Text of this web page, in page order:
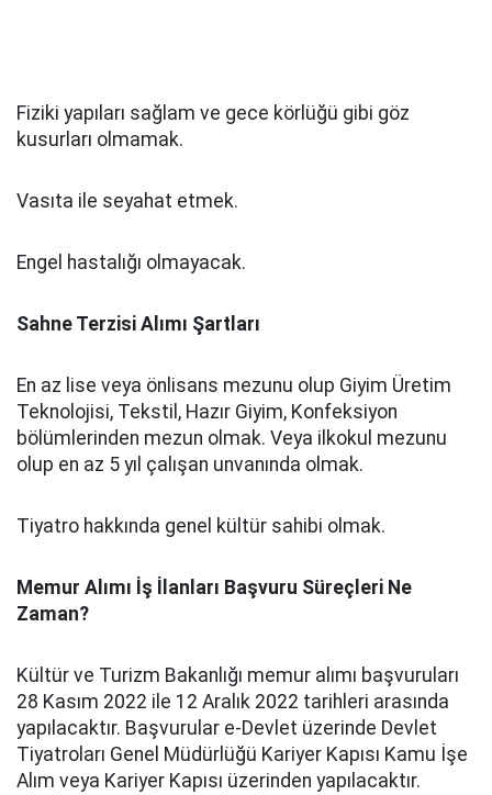
Fiziki yapıları sağlam ve gece körlüğü gibi göz
kusurları olmamak.
Vasıta ile seyahat etmek.
Engel hastalığı olmayacak.
Sahne Terzisi Alımı Şartları
En az lise veya önlisans mezunu olup Giyim Üretim
Teknolojisi, Tekstil, Hazır Giyim, Konfeksiyon
bölümlerinden mezun olmak. Veya ilkokul mezunu
olup en az 5 yıl çalışan unvanında olmak.
Tiyatro hakkında genel kültür sahibi olmak.
Memur Alımı İş İlanları Başvuru Süreçleri Ne
Zaman?
Kültür ve Turizm Bakanlığı memur alımı başvuruları
28 Kasım 2022 ile 12 Aralık 2022 tarihleri arasında
yapılacaktır. Başvurular e-Devlet üzerinde Devlet
Tiyatroları Genel Müdürlüğü Kariyer Kapısı Kamu İşe
Alım veya Kariyer Kapısı üzerinden yapılacaktır.